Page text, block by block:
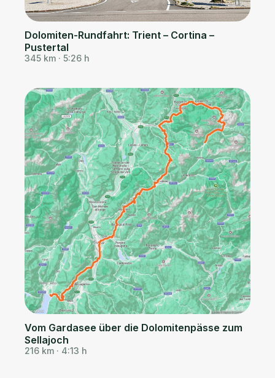
Dolomiten-Rundfahrt: Trient – Cortina –
Pustertal
345 km · 5:26 h
Vom Gardasee über die Dolomitenpässe zum
Sellajoch
216 km · 4:13 h